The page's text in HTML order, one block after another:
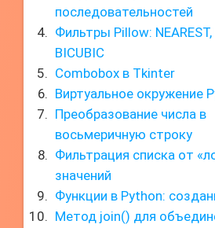
последовательностей
Фильтры Pillow: NEAREST,
BICUBIC
Combobox в Tkinter
Виртуальное окружение
Преобразование числа в
восьмеричную строку
Фильтрация списка от
значений
Функции в Python:
Метод join() для